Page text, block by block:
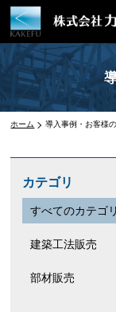
ホーム 導入事例・お客様
カテゴリ
すべてのカテゴリ
建築工法販売
部材販売